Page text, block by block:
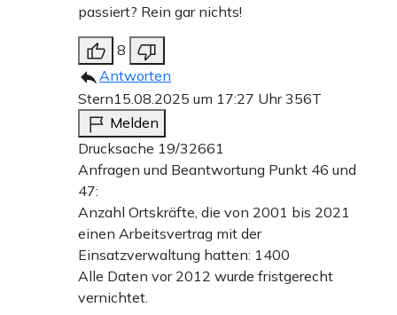
passiert? Rein gar nichts!
8
Antworten
Stern15.08.2025 um 17:27 Uhr356T
Melden
Drucksache 19/32661
Anfragen und Beantwortung Punkt 46 und
47:
Anzahl Ortskräfte, die von 2001 bis 2021
einen Arbeitsvertrag mit der
Einsatzverwaltung hatten: 1400
Alle Daten vor 2012 wurde fristgerecht
vernichtet.